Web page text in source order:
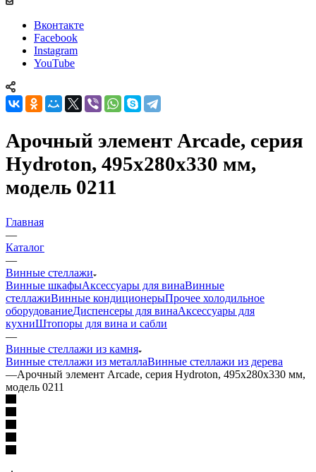
Вконтакте
Facebook
Instagram
YouTube
Арочный элемент Arcade, серия
Hydroton, 495х280х330 мм,
модель 0211
Главная
—
Каталог
—
Винные стеллажи
Винные шкафыАксессуары для винаВинные
стеллажиВинные кондиционерыПрочее холодильное
оборудованиеДиспенсеры для винаАксессуары для
кухниШтопоры для вина и сабли
—
Винные стеллажи из камня
Винные стеллажи из металлаВинные стеллажи из дерева
—Арочный элемент Arcade, серия Hydroton, 495х280х330 мм,
модель 0211